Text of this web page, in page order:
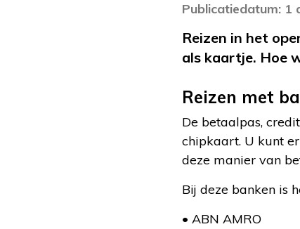
Publicatiedatum: 1
Reizen in het
als kaartje. Hoe
Reizen met
De betaalpas,
chipkaart. U kunt
deze manier van
Bij deze banken is
• ABN AMRO